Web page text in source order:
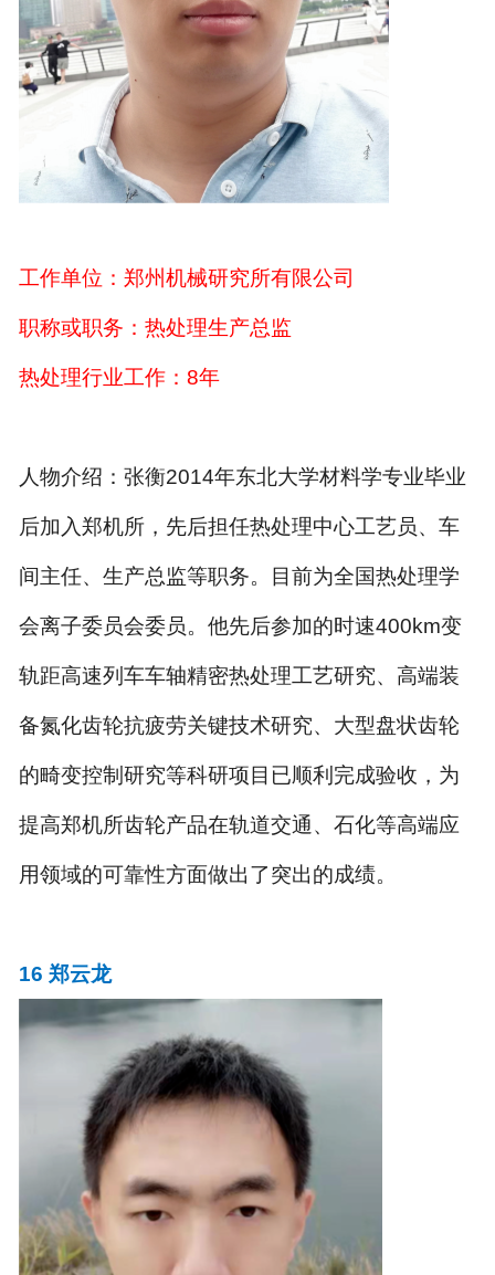
工作单位：郑州机械研究所有限公司
职称或职务：热处理生产总监
热处理行业工作： 8年
人物介绍：张衡2014年东北大学材料学专业毕业
后加入郑机所，先后担任热处理中心工艺员、车
间主任、生产总监等职务。目前为全国热处理学
会离子委员会委员。他先后参加的时速400km变
轨距高速列车车轴精密热处理工艺研究、高端装
备氮化齿轮抗疲劳关键技术研究、大型盘状齿轮
的畸变控制研究等科研项目已顺利完成验收，为
提高郑机所齿轮产品在轨道交通、石化等高端应
用领域的可靠性方面做出了突出的成绩。
16 郑云龙